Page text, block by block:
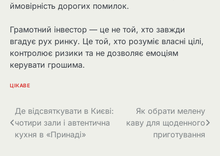
ймовірність дорогих помилок.
Грамотний інвестор — це не той, хто завжди
вгадує рух ринку. Це той, хто розуміє власні цілі,
контролює ризики та не дозволяє емоціям
керувати грошима.
ЦІКАВЕ
Навігація
записів
Де відсвяткувати в Києві:
чотири зали і автентична
кухня в «Принаді»
Як обрати мелену
каву для щоденного
приготування